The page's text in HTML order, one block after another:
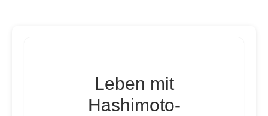
Leben mit
Hashimoto-